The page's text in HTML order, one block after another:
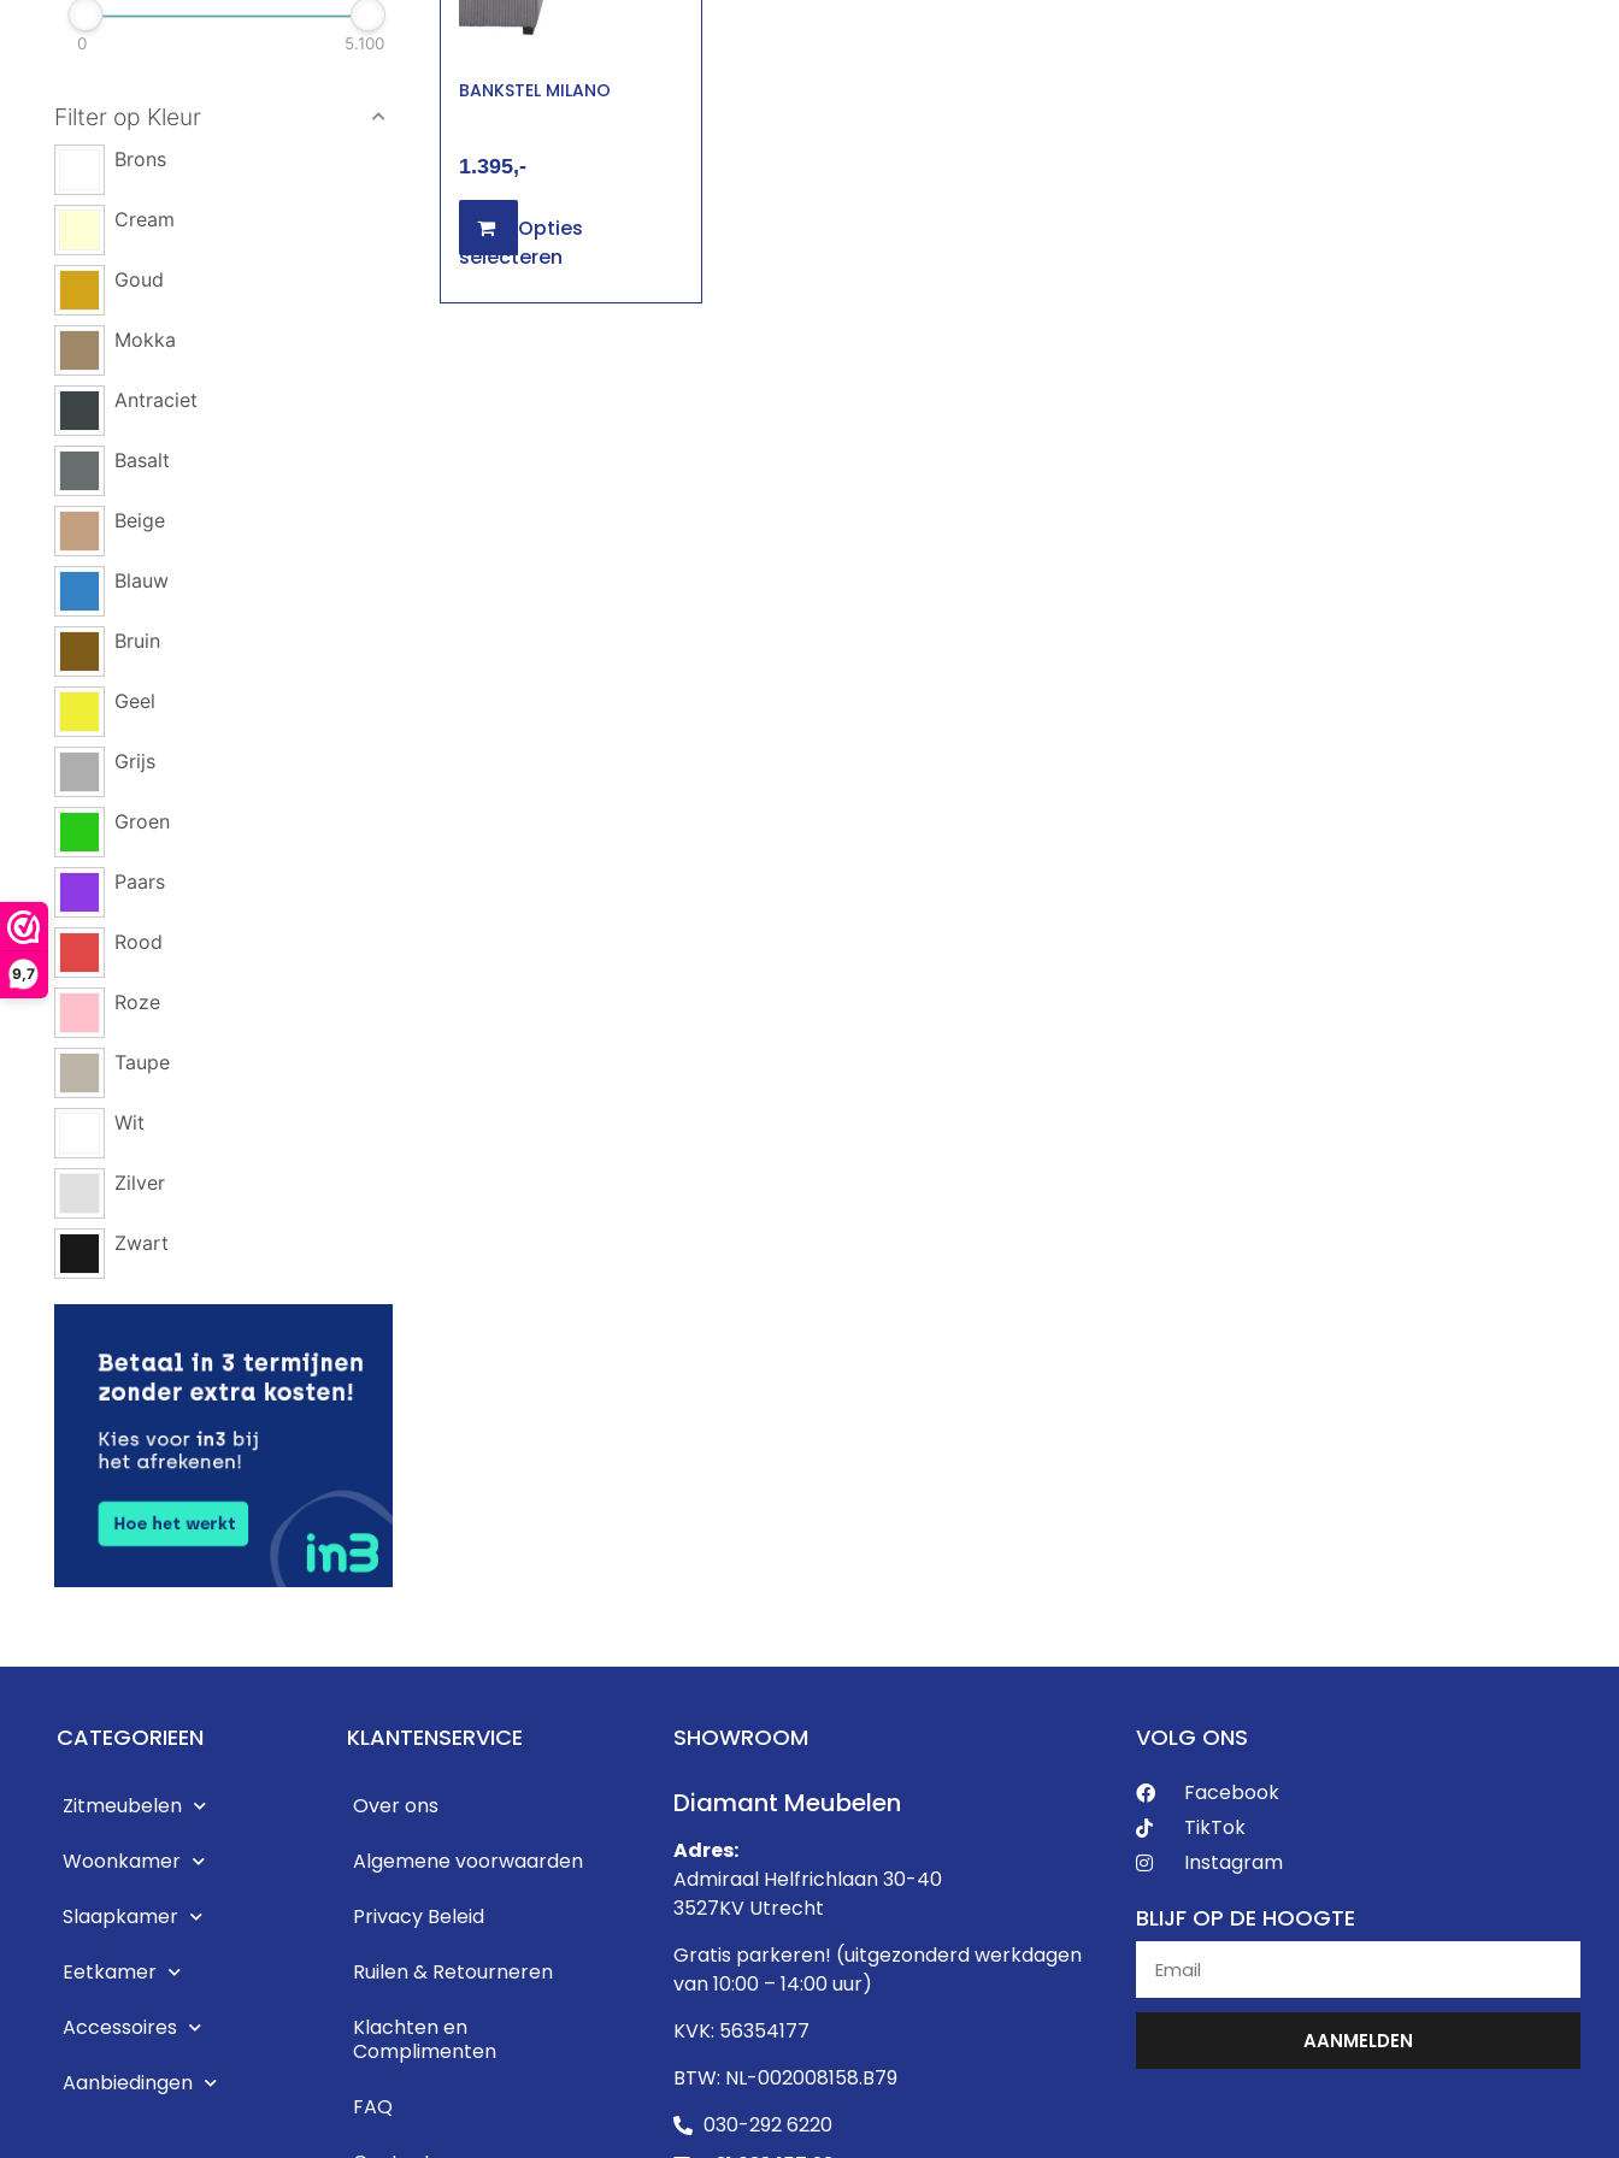
9,7
0 5.100
Filter op Kleur
Brons
Cream
Goud
Mokka
Antraciet
Basalt
Beige
Blauw
Bruin
Geel
Grijs
Groen
Paars
Rood
Roze
Taupe
Wit
Zilver
Zwart
BANKSTEL MILANO
1.395
Opties
selecteren
CATEGORIEEN
Zitmeubelen
Woonkamer
Slaapkamer
Eetkamer
Accessoires
Aanbiedingen
KLANTENSERVICE
Over ons
Algemene voorwaarden
Privacy Beleid
Ruilen & Retourneren
Klachten en
Complimenten
FAQ
SHOWROOM
Diamant Meubelen
Adres:
Admiraal Helfrichlaan 30-40
3527KV Utrecht
Gratis parkeren! (uitgezonderd werkdagen
van 10:00 – 14:00 uur)
KVK: 56354177
BTW: NL-002008158.B79
030-292 6220
VOLG ONS
Facebook
TikTok
Instagram
BLIJF OP DE HOOGTE
AANMELDEN